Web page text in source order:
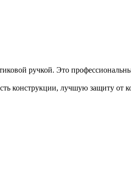
ручкой. Это
конструкции, лучшую защиту от